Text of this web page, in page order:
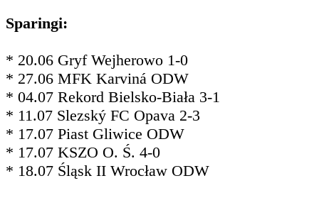
Sparingi:
* 20.06 Gryf Wejherowo 1-0
* 27.06 MFK Karviná ODW
* 04.07 Rekord Bielsko-Biała 3-1
* 11.07 Slezský FC Opava 2-3
* 17.07 Piast Gliwice ODW
* 17.07 KSZO O. Ś. 4-0
* 18.07 Śląsk II Wrocław ODW